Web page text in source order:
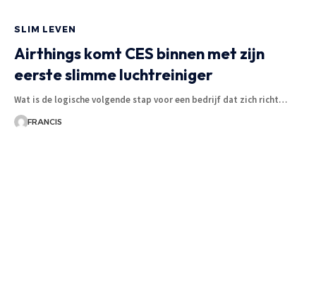
SLIM LEVEN
Airthings komt CES binnen met zijn
eerste slimme luchtreiniger
Wat is de logische volgende stap voor een bedrijf dat zich richt…
FRANCIS